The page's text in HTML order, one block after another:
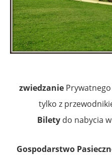
zwiedzaniePrywatnego
tylko z
Biletydo nabycia w
Gospodarstwo